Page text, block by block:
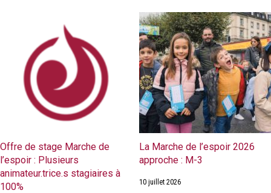
Offre de stage Marche de
l’espoir : Plusieurs
animateur.trice.s stagiaires à
100%
La Marche de l’espoir 2026
approche : M-3
10 juillet 2026